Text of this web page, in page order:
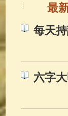
最
每天
六字